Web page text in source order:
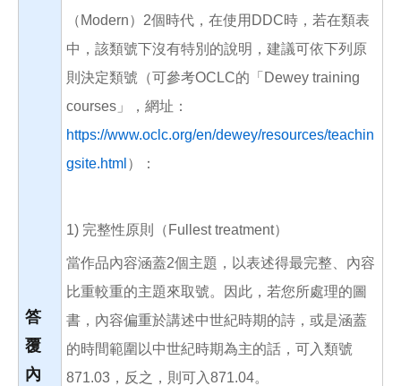
答
覆
內
（Modern）2個時代，在使用DDC時，若在類表
中，該類號下沒有特別的說明，建議可依下列原
則決定類號（可參考OCLC的「Dewey training
courses」，網址：
https://www.oclc.org/en/dewey/resources/teachin
gsite.html ）：
1) 完整性原則（Fullest treatment）
當作品內容涵蓋2個主題，以表述得最完整、內容
比重較重的主題來取號。因此，若您所處理的圖
書，內容偏重於講述中世紀時期的詩，或是涵蓋
的時間範圍以中世紀時期為主的話，可入類號
871.03，反之，則可入871.04。